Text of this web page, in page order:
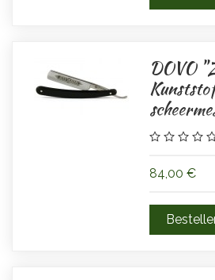
DOVO
84,00 €